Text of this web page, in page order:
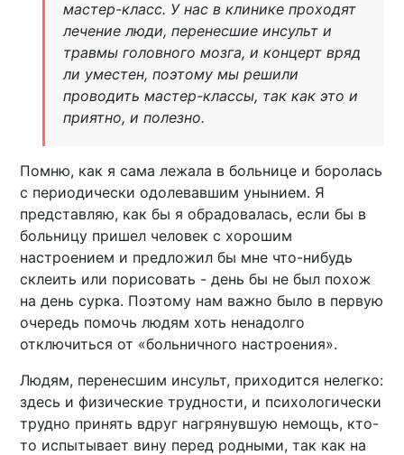
мастер-класс. У нас в клинике проходят
лечение люди, перенесшие инсульт и
травмы головного мозга, и концерт вряд
ли уместен, поэтому мы решили
проводить мастер-классы, так как это и
приятно, и полезно.
Помню, как я сама лежала в больнице и боролась
с периодически одолевавшим унынием. Я
представляю, как бы я обрадовалась, если бы в
больницу пришел человек с хорошим
настроением и предложил бы мне что-нибудь
склеить или порисовать - день бы не был похож
на день сурка. Поэтому нам важно было в первую
очередь помочь людям хоть ненадолго
отключиться от «больничного настроения».
Людям, перенесшим инсульт, приходится нелегко:
здесь и физические трудности, и психологически
трудно принять вдруг нагрянувшую немощь, кто-
то испытывает вину перед родными, так как на